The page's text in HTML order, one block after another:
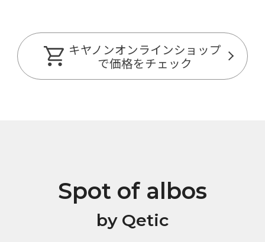
キヤノンオンラインショップ
で価格をチェック
Spot of albos
by Qetic